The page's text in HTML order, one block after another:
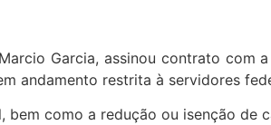
Garcia, assinou contrato
andamento restrita à servidores
como a redução ou isenção de